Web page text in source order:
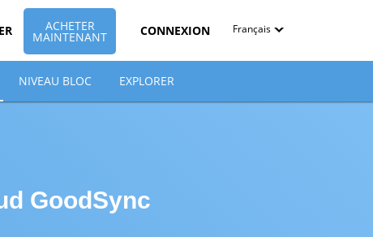
ACHETER
MAINTENANT CONNEXION Français
NIVEAU BLOC EXPLORER
GoodSync